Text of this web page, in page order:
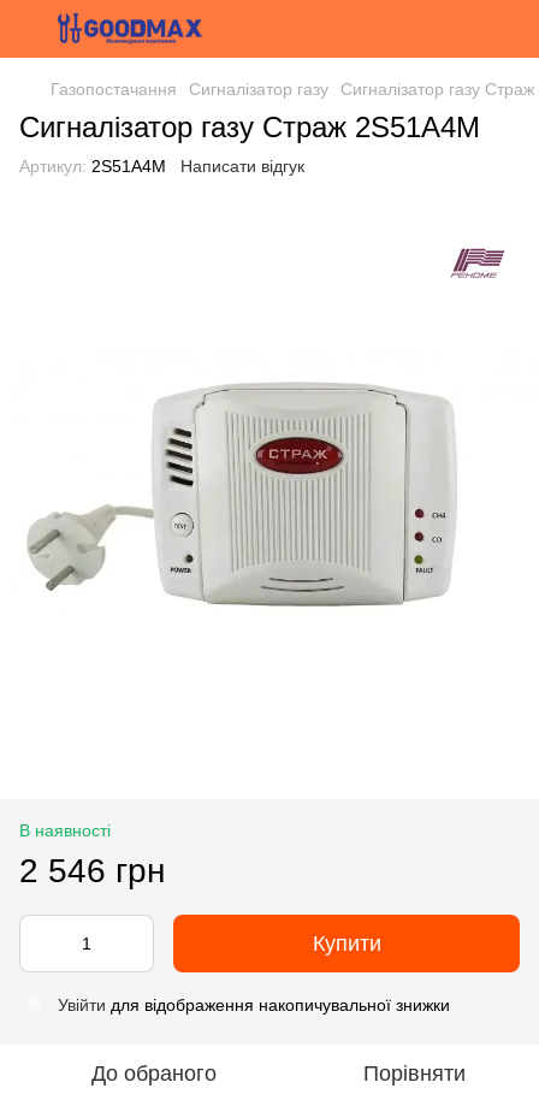
Газопостачання Сигналізатор газу Сигналізатор газу
Сигналізатор газу Страж 2S51A4M
Артикул: 2S51A4M Написати відгук
В наявності
2 546 грн
Купити
Увійти для відображення накопичувальної знижки
До обраного Порівняти